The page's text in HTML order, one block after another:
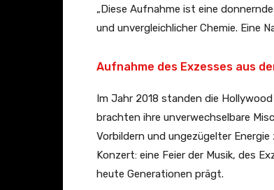
m
p
r
s
–
R
a
i
„Diese Aufnahme ist eine
und unvergleichlicher Chemie. Eine
Aufnahme des Exzesses aus
Im Jahr 2018 standen die
brachten ihre unverwechselbare
Vorbildern und ungezügelter
Konzert: eine Feier der Musik, des
heute Generationen prägt.